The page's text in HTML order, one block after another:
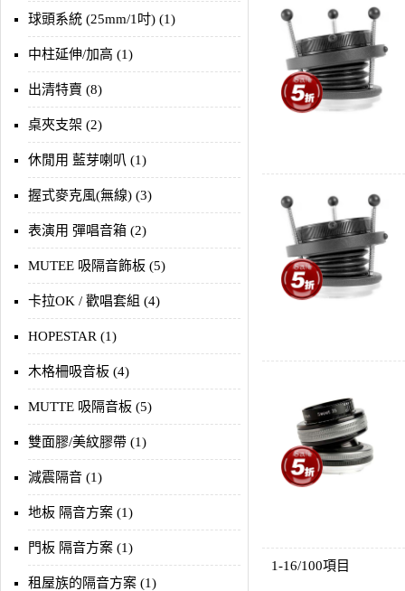
球頭系統 (25mm/1吋) (1)
中柱延伸/加高 (1)
出清特賣 (8)
桌夾支架 (2)
休閒用 藍芽喇叭 (1)
握式麥克風(無線) (3)
表演用 彈唱音箱 (2)
MUTEE 吸隔音飾板 (5)
卡拉OK / 歡唱套組 (4)
HOPESTAR (1)
木格柵吸音板 (4)
MUTTE 吸隔音板 (5)
雙面膠/美紋膠帶 (1)
減震隔音 (1)
地板 隔音方案 (1)
門板 隔音方案 (1)
租屋族的隔音方案 (1)
1-16/100項目